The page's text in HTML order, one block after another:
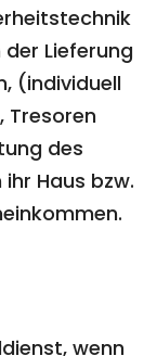
Lieferung
(individuell
Tresoren
des
Haus bzw.
wenn